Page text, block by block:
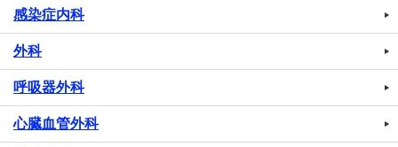
感染症内科
外科
呼吸器外科
心臓血管外科